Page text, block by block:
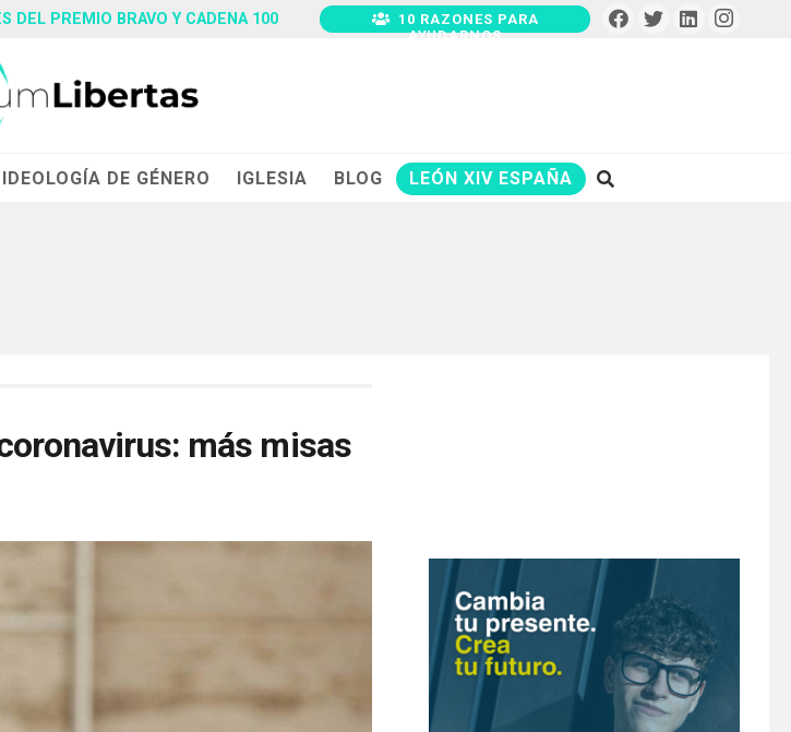
DEL PREMIO BRAVO Y CADENA 100
10 RAZONES PARA
AYUDARNOS
IDEOLOGÍA DE GÉNERO IGLESIA BLOG LEÓN XIV ESPAÑA
más misas